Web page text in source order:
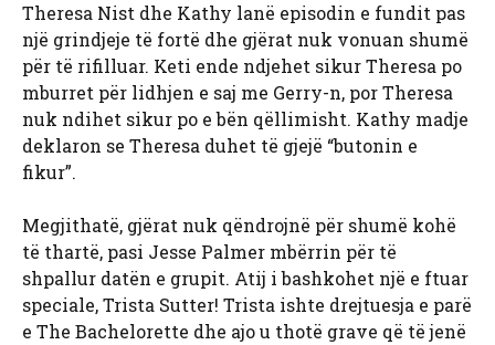
Theresa Nist dhe Kathy lanë episodin e fundit pas
një grindjeje të fortë dhe gjërat nuk vonuan shumë
për të rifilluar. Keti ende ndjehet sikur Theresa po
mburret për lidhjen e saj me Gerry-n, por Theresa
nuk ndihet sikur po e bën qëllimisht. Kathy madje
deklaron se Theresa duhet të gjejë “butonin e
fikur”.
Megjithatë, gjërat nuk qëndrojnë për shumë kohë
të thartë, pasi Jesse Palmer mbërrin për të
shpallur datën e grupit. Atij i bashkohet një e ftuar
speciale, Trista Sutter! Trista ishte drejtuesja e parë
e The Bachelorette dhe ajo u thotë grave që të jenë